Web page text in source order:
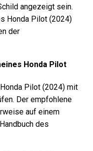
angezeigt sein.
Honda Pilot (2024)
der
Honda Pilot
Pilot (2024) mit
Der empfohlene
auf einem
des